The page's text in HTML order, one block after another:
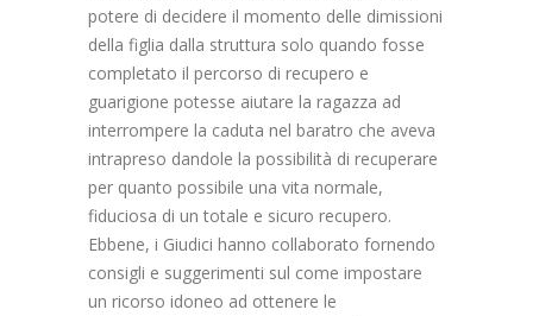
potere di decidere il momento delle dimissioni
della figlia dalla struttura solo quando fosse
completato il percorso di recupero e
guarigione potesse aiutare la ragazza ad
interrompere la caduta nel baratro che aveva
intrapreso dandole la possibilità di recuperare
per quanto possibile una vita normale,
fiduciosa di un totale e sicuro recupero.
Ebbene, i Giudici hanno collaborato fornendo
consigli e suggerimenti sul come impostare
un ricorso idoneo ad ottenere le